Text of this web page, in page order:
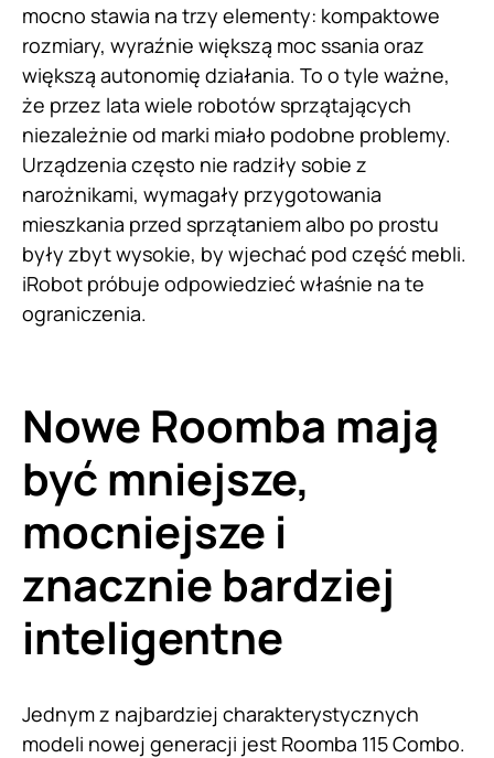
mocno stawia na trzy elementy: kompaktowe
rozmiary, wyraźnie większą moc ssania oraz
większą autonomię działania. To o tyle ważne,
że przez lata wiele robotów sprzątających
niezależnie od marki miało podobne problemy.
Urządzenia często nie radziły sobie z
narożnikami, wymagały przygotowania
mieszkania przed sprzątaniem albo po prostu
były zbyt wysokie, by wjechać pod część mebli.
iRobot próbuje odpowiedzieć właśnie na te
ograniczenia.
Nowe Roomba mają
być mniejsze,
mocniejsze i
znacznie bardziej
inteligentne
Jednym z najbardziej charakterystycznych
modeli nowej generacji jest Roomba 115 Combo.